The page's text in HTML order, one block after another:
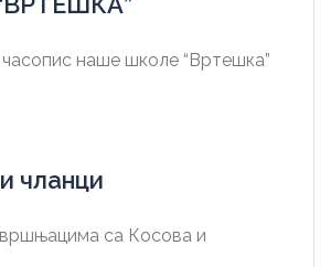
наше школе “Вртешка”
чланци
са Косова и